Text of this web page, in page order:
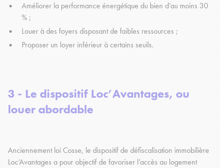
Améliorer la performance énergétique du bien d’au moins 30
% ;
Louer à des foyers disposant de faibles ressources ;
Proposer un loyer inférieur à certains seuils.
3 - Le dispositif Loc’Avantages, ou
louer abordable
Anciennement loi Cosse, le dispositif de défiscalisation immobilière
Loc’Avantages a pour objectif de favoriser l’accès au logement